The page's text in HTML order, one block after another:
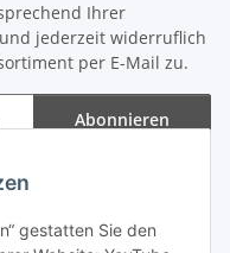
gestatten Sie den
Ihrer
jederzeit widerruflich
per E-Mail zu.
Abonnieren